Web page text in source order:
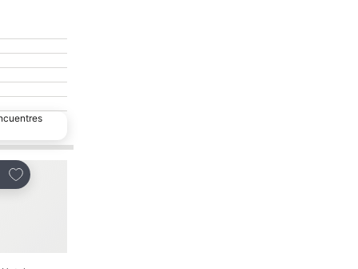
Agregar a favoritos